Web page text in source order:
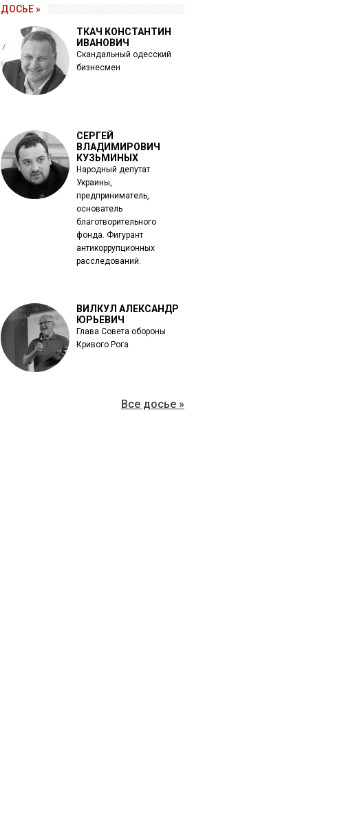
ДОСЬЕ »
ТКАЧ КОНСТАНТИН
ИВАНОВИЧ
Скандальный одесский
бизнесмен
СЕРГЕЙ
ВЛАДИМИРОВИЧ
КУЗЬМИНЫХ
Народный депутат
Украины,
предприниматель,
основатель
благотворительного
фонда. Фигурант
антикоррупционных
расследований.
ВИЛКУЛ АЛЕКСАНДР
ЮРЬЕВИЧ
Глава Совета обороны
Кривого Рога
Все досье »